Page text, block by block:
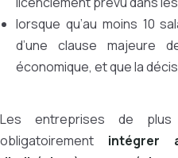
lorsque qu’au moins 10
d’une clause majeure
économique, et que la
Les entreprises de
obligatoirement intégrer